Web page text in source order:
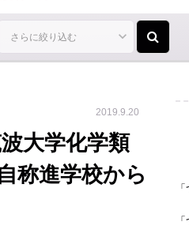
2019.9.20
大学化学類
称進学校から